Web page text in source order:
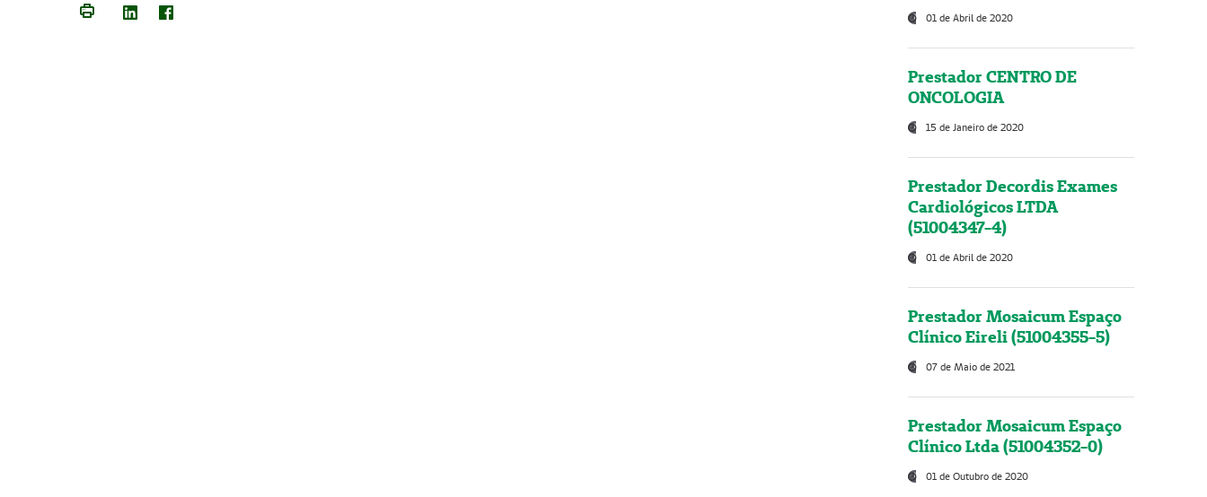
01 de Abril de 2020
Prestador CENTRO DE
ONCOLOGIA
15 de Janeiro de 2020
Prestador Decordis Exames
Cardiológicos LTDA
(51004347-4)
01 de Abril de 2020
Prestador Mosaicum Espaço
Clínico Eireli (51004355-5)
07 de Maio de 2021
Prestador Mosaicum Espaço
Clínico Ltda (51004352-0)
01 de Outubro de 2020